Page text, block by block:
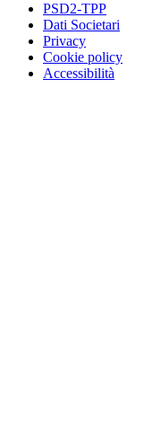
PSD2-TPP
Dati Societari
Privacy
Cookie policy
Accessibilità